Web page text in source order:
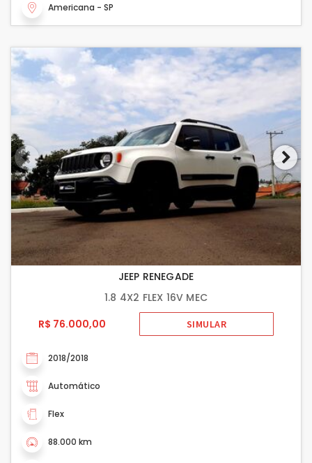
Americana - SP
JEEP RENEGADE
1.8 4X2 FLEX 16V MEC
R$ 76.000,00
SIMULAR
2018/2018
Automático
Flex
88.000 km